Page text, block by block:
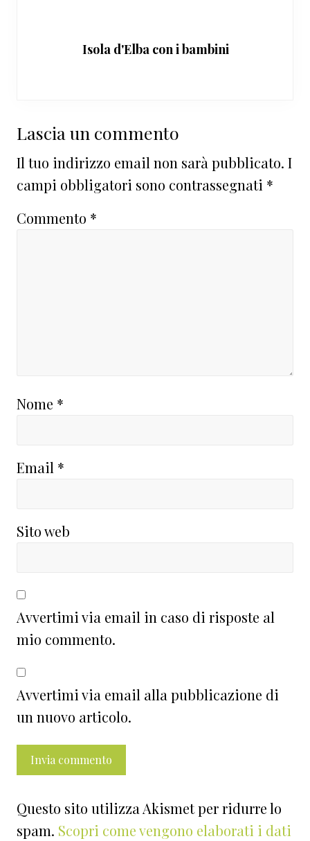
Isola d'Elba con i bambini
Interazioni
del
lettore
Lascia un commento
Il tuo indirizzo email non sarà pubblicato. I
campi obbligatori sono contrassegnati *
Commento *
Nome *
Email *
Sito web
Avvertimi via email in caso di risposte al
mio commento.
Avvertimi via email alla pubblicazione di
un nuovo articolo.
Questo sito utilizza Akismet per ridurre lo
spam. Scopri come vengono elaborati i dati